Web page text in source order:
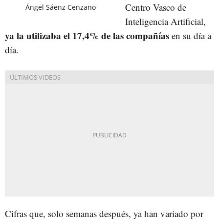
Ángel Sáenz Cenzano
Centro Vasco de
Inteligencia Artificial,
ya la utilizaba el 17,4% de las compañías en su día a
día.
Cifras que, solo semanas después, ya han variado por